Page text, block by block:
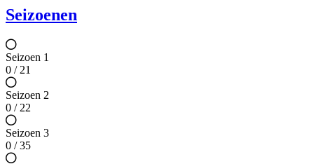
Seizoenen
Seizoen 1
0 / 21
Seizoen 2
0 / 22
Seizoen 3
0 / 35